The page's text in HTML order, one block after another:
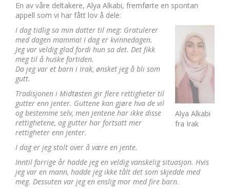
En av våre deltakere, Alya Alkabi, fremførte en spontan
appell som vi har fått lov å dele:
Alya Alkabi
fra Irak
I dag tidlig sa min datter til meg: Gratulerer
med dagen mamma! I dag er kvinnedagen.
Jeg var veldig glad fordi hun sa det. Det fikk
meg til å huske fortiden.
Da jeg var et barn i Irak, ønsket jeg å bli som
gutt.
Tradisjonen i Midtøsten gir flere rettigheter til
gutter enn jenter. Guttene kan gjøre hva de vil
og bestemme selv, men jentene har ikke disse
rettighetene, og gutter har fortsatt mer
rettigheter enn jenter.
I dag er jeg stolt over å være en jente.
Inntil forrige år hadde jeg en veldig vanskelig situasjon. Hvis
jeg var en mann, hadde jeg ikke tålt det som skjedde med
meg. Dessuten var jeg en enslig mor med fire barn.